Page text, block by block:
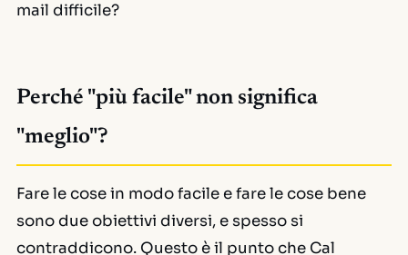
mail difficile?
Perché "più facile" non significa
"meglio"?
Fare le cose in modo facile e fare le cose bene
sono due obiettivi diversi, e spesso si
contraddicono. Questo è il punto che Cal